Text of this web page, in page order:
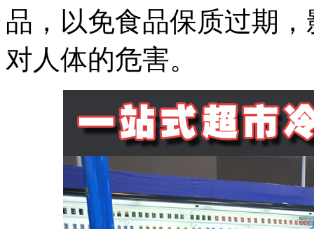
品，以免食品保质过期
对人体的危害。